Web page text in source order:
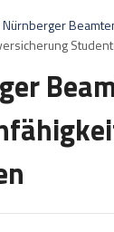
Nürnberger